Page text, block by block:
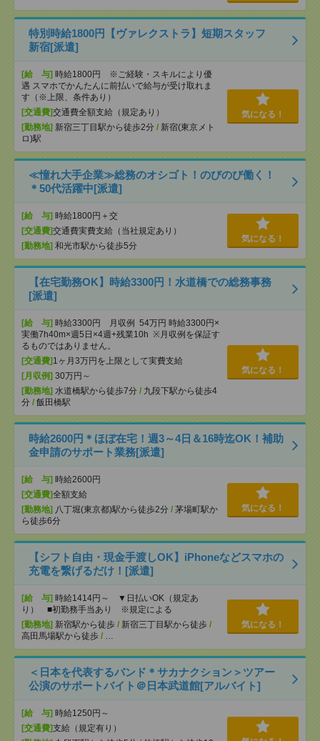
特別時給1800円【ヴァレクストラ】短期スタッフ
新宿[派遣]
[給 与] 時給1800円 ※ご経験・スキルにより優
遇 スマホでかんたんに前払いで給与が受け取れま
す（※上限、条件あり）
[交通費]交通費全額支給（規定あり）
[勤務地] 新宿三丁目駅から徒歩2分 / 新宿(東京メト
ロ)駅
気になる！
≪憧れ大手企業≫総務のオシゴト！のびのび働く！
＊50代活躍中[派遣]
[給 与] 時給1800円＋交
[交通費]交通費実費支給（当社規定あり）
[勤務地] 和光市駅から徒歩5分
気になる！
【在宅勤務OK】時給3300円！水道橋での総務事務
[派遣]
[給 与] 時給3300円 月収例 54万円 時給3300円×
実働7h40m×週5日×4週+残業10h ※月収例を保証す
るものではありません。
[交通費] 1ヶ月3万円を上限として実費支給
[月収例] 30万円～
[勤務地] 水道橋駅から徒歩7分 / 九段下駅から徒歩4
分 / 飯田橋駅
気になる！
時給2600円＊ほぼ在宅！週3～4日＆16時迄OK！補助
金申請のサポート業務[派遣]
[給 与] 時給2600円
[交通費]全額支給
[勤務地] 八丁堀(東京都)駅から徒歩2分 / 茅場町駅か
ら徒歩6分
気になる！
【シフト自由・現金手渡しOK】iPhoneなどスマホの
充電を繋げるだけ！[派遣]
[給 与] 時給1414円～ ▼日払いOK（規定あ
り） ■初勤務手当あり ※規定による
[勤務地] 新宿駅から徒歩 / 新宿三丁目駅から徒歩 /
高田馬場駅から徒歩 / …
気になる！
＜日本を代表するバンド＊サカナクション＞ツアー
公演のサポートバイト＠日本武道館[アルバイト]
[給 与] 時給1250円～
[交通費]支給（規定有り）